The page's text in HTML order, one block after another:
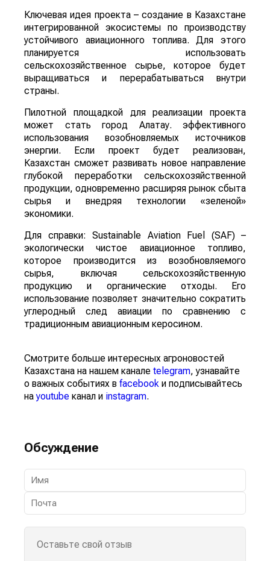
Ключевая идея проекта – создание в Казахстане
интегрированной экосистемы по производству
устойчивого авиационного топлива. Для этого
планируется использовать
сельскохозяйственное сырье, которое будет
выращиваться и перерабатываться внутри
страны.
Пилотной площадкой для реализации проекта
может стать город Алатау. эффективного
использования возобновляемых источников
энергии. Если проект будет реализован,
Казахстан сможет развивать новое направление
глубокой переработки сельскохозяйственной
продукции, одновременно расширяя рынок сбыта
сырья и внедряя технологии «зеленой»
экономики.
Для справки: Sustainable Aviation Fuel (SAF) –
экологически чистое авиационное топливо,
которое производится из возобновляемого
сырья, включая сельскохозяйственную
продукцию и органические отходы. Его
использование позволяет значительно сократить
углеродный след авиации по сравнению с
традиционным авиационным керосином.
Смотрите больше интересных агроновостей
Казахстана на нашем канале telegram, узнавайте
о важных событиях в facebook и подписывайтесь
наyoutube канал и instagram.
Обсуждение